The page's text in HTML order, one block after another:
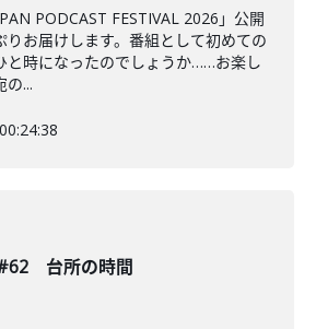
PODCAST FESTIVAL 2026」公開
りお届けします。番組として初めての
と時になったのでしょうか……お楽し
の...
00:24:38
台所の時間